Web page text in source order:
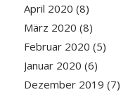
April 2020 (8)
März 2020 (8)
Februar 2020 (5)
Januar 2020 (6)
Dezember 2019 (7)